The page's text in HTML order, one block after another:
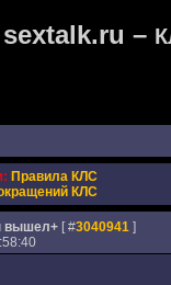
sextalk.ru –
Правила КЛС
КЛС
вышел+ [ #3040941]